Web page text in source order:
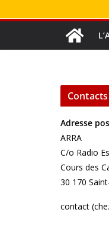
Contacts
Adresse
ARRA
C/o Radio
Cours des
30 170
contact